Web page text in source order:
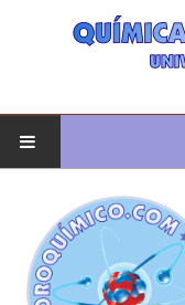
QUÍMICA ORGÁNICA